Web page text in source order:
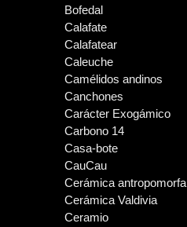
Bofedal
Calafate
Calafatear
Caleuche
Camélidos andinos
Canchones
Carácter Exogámico
Carbono 14
Casa-bote
CauCau
Cerámica antropomorfa
Cerámica Valdivia
Ceramio